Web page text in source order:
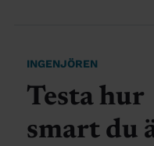
INGENJÖREN
Testa hur
smart du